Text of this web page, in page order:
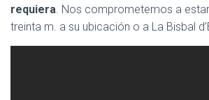
requiera. Nos comprometemos a
treinta m. a su ubicación o a La Bisbal